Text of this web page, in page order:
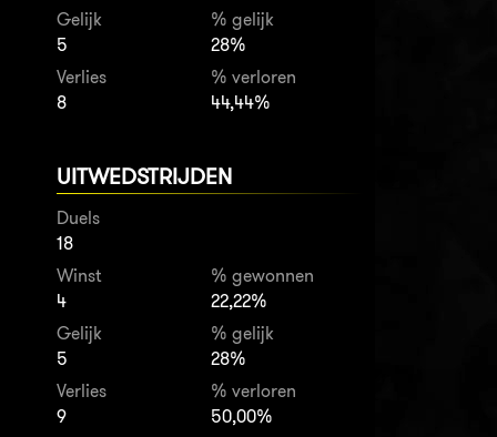
Gelijk
5
% gelijk
28%
Verlies
8
% verloren
44,44%
UITWEDSTRIJDEN
Duels
18
Winst
4
% gewonnen
22,22%
Gelijk
5
% gelijk
28%
Verlies
9
% verloren
50,00%